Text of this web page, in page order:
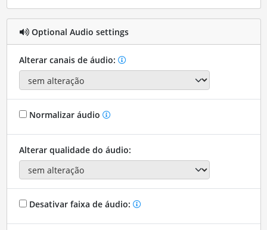
Optional Audio settings
Alterar canais de áudio:
Normalizar áudio
Alterar qualidade do áudio:
Desativar faixa de áudio: